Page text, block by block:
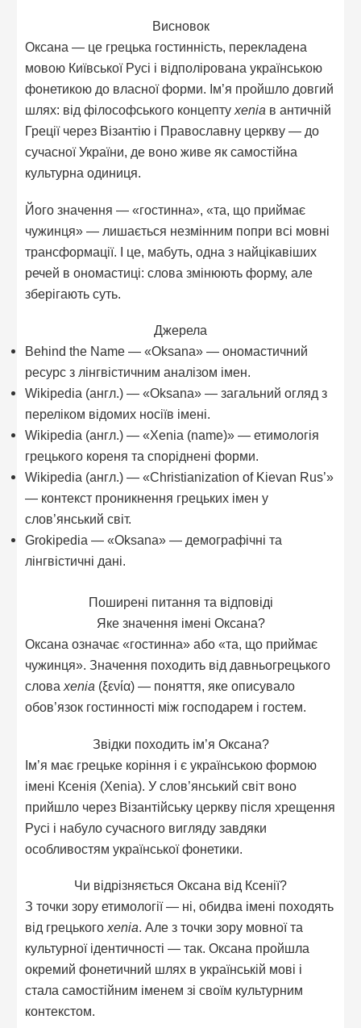
Висновок
Оксана — це грецька гостинність, перекладена
мовою Київської Русі і відполірована українською
фонетикою до власної форми. Ім’я пройшло довгий
шлях: від філософського концептуxenia в античній
Греції через Візантію і Православну церкву — до
сучасної України, де воно живе як самостійна
культурна одиниця.
Його значення — «гостинна», «та, що приймає
чужинця» — лишається незмінним попри всі мовні
трансформації. І це, мабуть, одна з найцікавіших
речей в ономастиці: слова змінюють форму, але
зберігають суть.
Джерела
Behind the Name — «Oksana» — ономастичний
ресурс з лінгвістичним аналізом імен.
Wikipedia (англ.) — «Oksana» — загальний огляд з
переліком відомих носіїв імені.
Wikipedia (англ.) — «Xenia (name)» — етимологія
грецького кореня та споріднені форми.
Wikipedia (англ.) — «Christianization of Kievan Rus’»
— контекст проникнення грецьких імен у
слов’янський світ.
Grokipedia — «Oksana» — демографічні та
лінгвістичні дані.
Поширені питання та відповіді
Яке значення імені Оксана?
Оксана означає «гостинна» або «та, що приймає
чужинця». Значення походить від давньогрецького
словаxenia (ξενία) — поняття, яке описувало
обов’язок гостинності між господарем і гостем.
Звідки походить ім’я Оксана?
Ім’я має грецьке коріння і є українською формою
імені Ксенія (Xenia). У слов’янський світ воно
прийшло через Візантійську церкву після хрещення
Русі і набуло сучасного вигляду завдяки
особливостям української фонетики.
Чи відрізняється Оксана від Ксенії?
З точки зору етимології — ні, обидва імені походять
від грецькогоxenia. Але з точки зору мовної та
культурної ідентичності — так. Оксана пройшла
окремий фонетичний шлях в українській мові і
стала самостійним іменем зі своїм культурним
контекстом.